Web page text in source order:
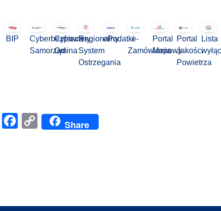
BIP
Cyberbezpieczny
Samorząd
Cyfrowa
Gmina
Regionalny
System
Ostrzegania
ePodatkie-
Zamówienia
Portal
Mapowy
Portal
Jakości
Powietrza
Lista
Facebook
CopyShare